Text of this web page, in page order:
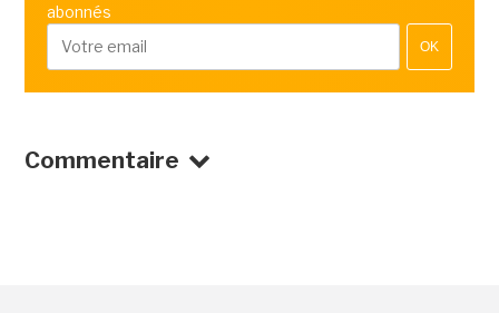
abonnés
OK
Commentaire